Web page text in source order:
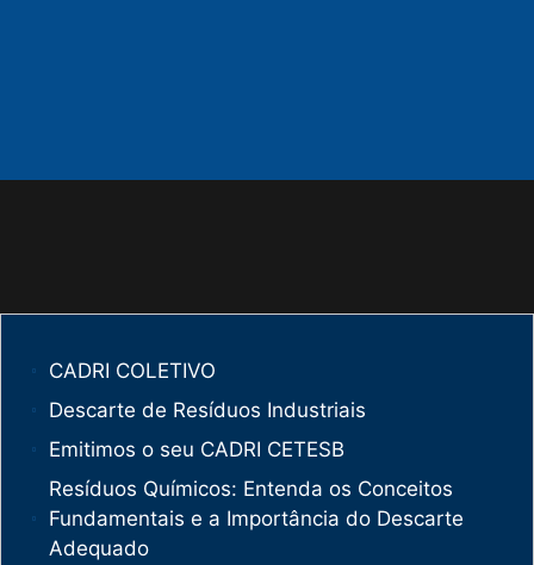
CADRI COLETIVO
Descarte de Resíduos Industriais
Emitimos o seu CADRI CETESB
Resíduos Químicos: Entenda os Conceitos
Fundamentais e a Importância do Descarte
Adequado